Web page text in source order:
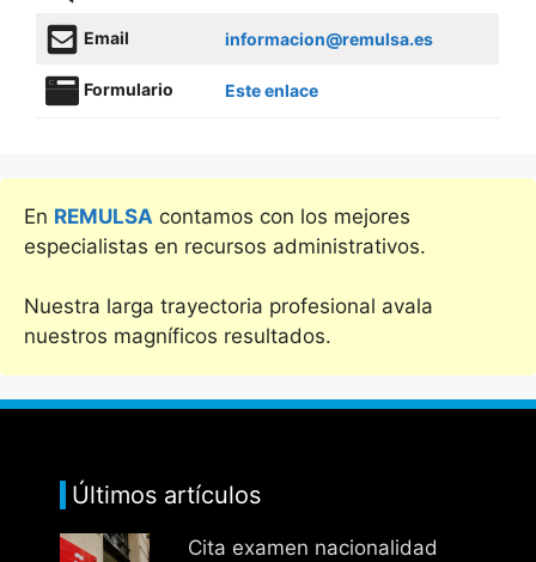
Email informacion@remulsa.es
Formulario Este enlace
En REMULSA contamos con los mejores
especialistas en recursos administrativos.
Nuestra larga trayectoria profesional avala
nuestros magníficos resultados.
Últimos artículos
Cita examen nacionalidad